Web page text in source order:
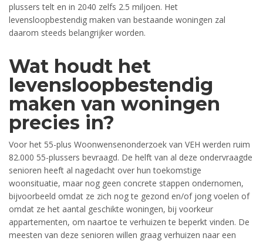
plussers telt en in 2040 zelfs 2.5 miljoen. Het
levensloopbestendig maken van bestaande woningen zal
daarom steeds belangrijker worden.
Wat houdt het
levensloopbestendig
maken van woningen
precies in?
Voor het 55-plus Woonwensenonderzoek van VEH werden ruim
82.000 55-plussers bevraagd. De helft van al deze ondervraagde
senioren heeft al nagedacht over hun toekomstige
woonsituatie, maar nog geen concrete stappen ondernomen,
bijvoorbeeld omdat ze zich nog te gezond en/of jong voelen of
omdat ze het aantal geschikte woningen, bij voorkeur
appartementen, om naartoe te verhuizen te beperkt vinden. De
meesten van deze senioren willen graag verhuizen naar een